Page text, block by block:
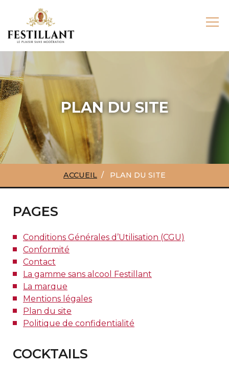
PLAN DU SITE
ACCUEIL PLAN DU SITE
PAGES
Conditions Générales d’Utilisation (CGU)
Conformité
Contact
La gamme sans alcool Festillant
La marque
Mentions légales
Plan du site
Politique de confidentialité
COCKTAILS